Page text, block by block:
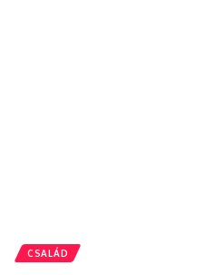
CSALÁD